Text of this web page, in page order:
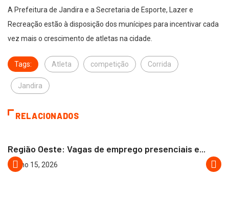
A Prefeitura de Jandira e a Secretaria de Esporte, Lazer e
Recreação estão à disposição dos munícipes para incentivar cada
vez mais o crescimento de atletas na cidade.
Tags: Atleta competição Corrida
Jandira
RELACIONADOS
Região Oeste: Vagas de emprego presenciais e...
julho 15, 2026